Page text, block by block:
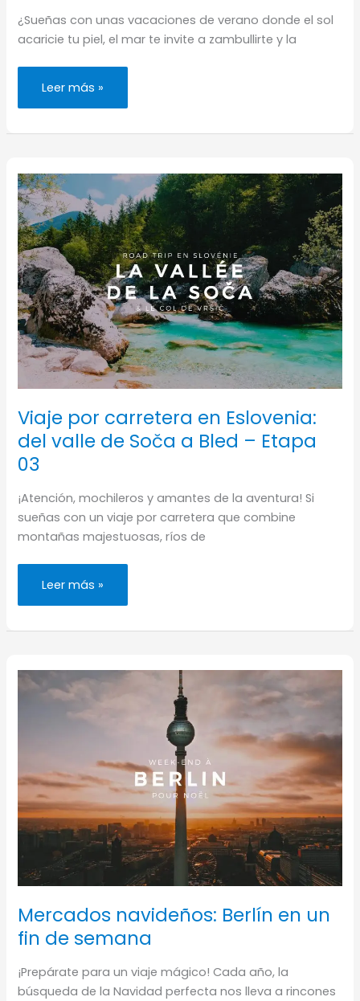
¿Sueñas con unas vacaciones de verano donde el sol
acaricie tu piel, el mar te invite a zambullirte y la
Las
playas
bonitas
Leer más »
Viaje por carretera en Eslovenia:
del valle de Soča a Bled – Etapa
03
¡Atención, mochileros y amantes de la aventura! Si
sueñas con un viaje por carretera que combine
montañas majestuosas, ríos de
Viaje
carretera
Eslovenia:
Soča
Bled
Leer más »
Mercados navideños: Berlín en un
fin de semana
¡Prepárate para un viaje mágico! Cada año, la
búsqueda de la Navidad perfecta nos lleva a rincones